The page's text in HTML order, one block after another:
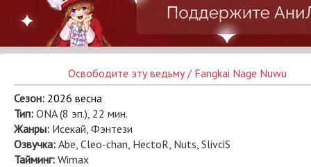
Освободите эту ведьму / Fangkai Nage Nuwu
Сезон: 2026 весна
Тип: ОNA (8 эп.), 22 мин.
Жанры: Исекай, Фэнтези
Озвучка: Abe, Cleo-chan, HectoR, Nuts, SlivciS
Тайминг: Wimax